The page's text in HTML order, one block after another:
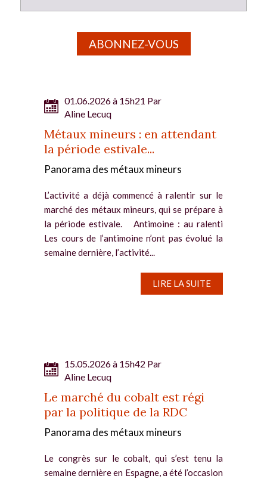
ABONNEZ-VOUS
01.06.2026 à 15h21 Par
Aline Lecuq
Métaux mineurs : en attendant
la période estivale...
Panorama des métaux mineurs
L’activité a déjà commencé à ralentir sur le
marché des métaux mineurs, qui se prépare à
la période estivale. Antimoine : au ralenti
Les cours de l’antimoine n’ont pas évolué la
semaine dernière, l’activité...
LIRE LA SUITE
15.05.2026 à 15h42 Par
Aline Lecuq
Le marché du cobalt est régi
par la politique de la RDC
Panorama des métaux mineurs
Le congrès sur le cobalt, qui s’est tenu la
semaine dernière en Espagne, a été l’occasion